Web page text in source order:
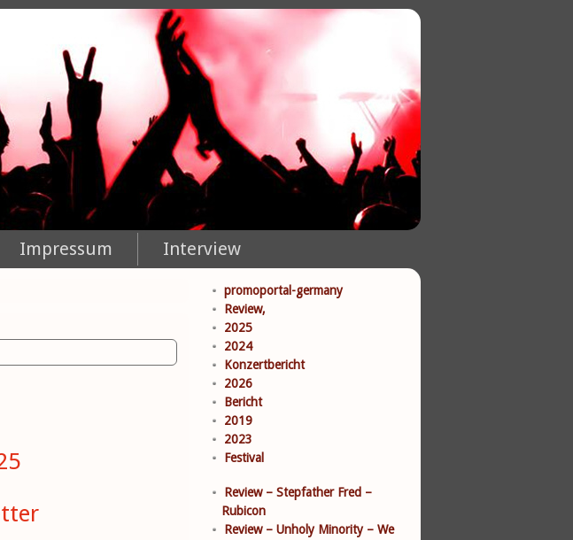
Impressum Interview
promoportal-germany
Review,
2025
2024
Konzertbericht
2026
Bericht
2019
2023
Festival
Review – Stepfather Fred –
Rubicon
Review – Unholy Minority – We